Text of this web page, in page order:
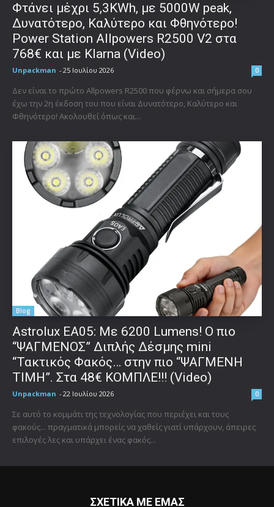
Φτάνει μέχρι 5,3KWh, με 5000W peak,
Δυνατότερο, Καλύτερο και Φθηνότερο!
Power Station Allpowers R2500 V2 στα
768€ και με Klarna (Video)
Unpackman - 25 Ιουλίου 2026 0
Δεν είναι το πρώτο Allpowers R2500 που φέρνω και σήμερα σου
έχω την 2η έκδοση του που είναι Δυνατότερο, Καλύτερο και
Φθηνότερο! Ακολουθεί όπως και...
Blog
Astrolux ΕΑ05: Με 6200 Lumens! Ο πιο
“ΨΑΓΜΕΝΟΣ” Διπλής Δέσμης mini
“Τακτικός Φακός… στην πιο “ΨΑΓΜΕΝΗ
ΤΙΜΗ”. Στα 48€ ΚΟΜΠΛΕ!!! (Video)
Unpackman - 22 Ιουλίου 2026 0
Σε αυτό το κομμάτι της τεχνολογίας που περιέχει και τους
φακούς... πραγματικά μπορείς να χαθείς γιατί υπάρχουν, άπειρες
επιλογές λες και υπάρχει ένας φακός...
ΣΧΕΤΙΚΑ ΜΕ ΕΜΑΣ